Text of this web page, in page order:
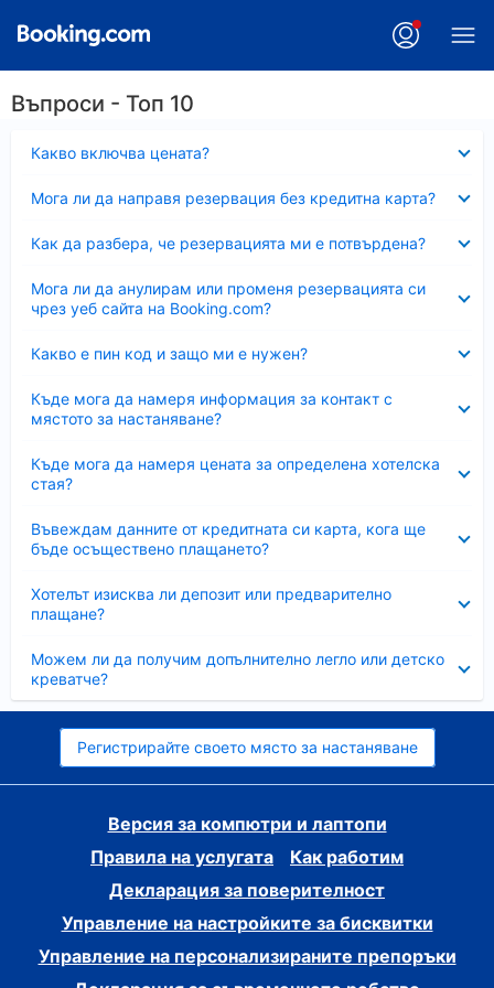
Въпроси - Топ 10
Какво включва цената?
Мога ли да направя резервация без кредитна карта?
Как да разбера, че резервацията ми е потвърдена?
Мога ли да анулирам или променя резервацията си
чрез уеб сайта на Booking.com?
Какво е пин код и защо ми е нужен?
Къде мога да намеря информация за контакт с
мястото за настаняване?
Къде мога да намеря цената за определена хотелска
стая?
Въвеждам данните от кредитната си карта, кога ще
бъде осъществено плащането?
Хотелът изисква ли депозит или предварително
плащане?
Можем ли да получим допълнително легло или детско
креватче?
Регистрирайте своето място за настаняване
Версия за компютри и лаптопи
Правила на услугата
Как работим
Декларация за поверителност
Управление на настройките за бисквитки
Управление на персонализираните препоръки